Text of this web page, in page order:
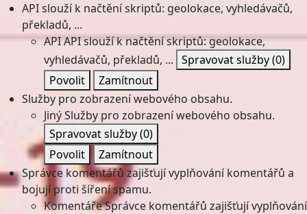
API slouží k načtění skriptů: geolokace, vyhledávačů,
překladů, ...
APIAPI slouží k načtění skriptů: geolokace,
vyhledávačů, překladů, ... Spravovat služby(0)
Povolit
Zamítnout
Služby pro zobrazení webového obsahu.
JinýSlužby pro zobrazení webového obsahu.
Spravovat služby(0)
Povolit
Zamítnout
Správce komentářů zajišťují vyplňování komentářů a
bojují proti šíření spamu.
KomentářeSprávce komentářů zajišťují vyplňování